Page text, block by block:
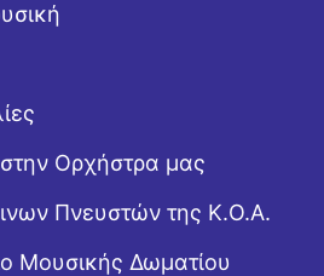
Ορχήστρα μας
Πνευστών της Κ.Ο.Α.
Μουσικής Δωματίου